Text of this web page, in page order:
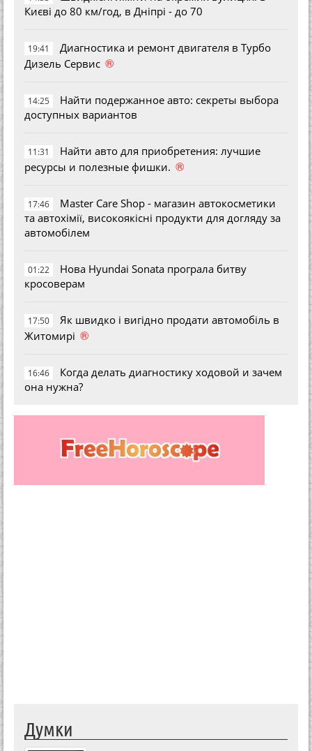
Києві до 80 км/год, в Дніпрі - до 70
19:41
Диагностика и ремонт двигателя в Турбо
Дизель Сервис ®
14:25
Найти подержанное авто: секреты выбора
доступных вариантов
11:31
Найти авто для приобретения: лучшие
ресурсы и полезные фишки. ®
17:46
Master Care Shop - магазин автокосметики
та автохімії, високоякісні продукти для догляду за
автомобілем
01:22
Нова Hyundai Sonata програла битву
кросоверам
17:50
Як швидко і вигідно продати автомобіль в
Житомирі ®
16:46
Когда делать диагностику ходовой и зачем
она нужна?
Думки